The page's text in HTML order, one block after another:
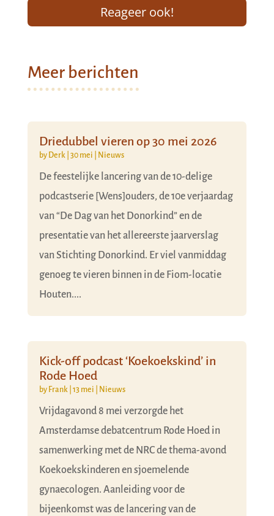
Reageer ook!
Meer berichten
Driedubbel vieren op 30 mei 2026
by Derk| 30 mei Nieuws
De feestelijke lancering van de 10-delige
podcastserie [Wens]ouders, de 10e verjaardag
van “De Dag van het Donorkind” en de
presentatie van het allereerste jaarverslag
van Stichting Donorkind. Er viel vanmiddag
genoeg te vieren binnen in de Fiom-locatie
Houten....
Kick-off podcast ‘Koekoekskind’ in
Rode Hoed
by Frank| 13 mei Nieuws
Vrijdagavond 8 mei verzorgde het
Amsterdamse debatcentrum Rode Hoed in
samenwerking met de NRC de thema-avond
Koekoekskinderen en sjoemelende
gynaecologen. Aanleiding voor de
bijeenkomst was de lancering van de